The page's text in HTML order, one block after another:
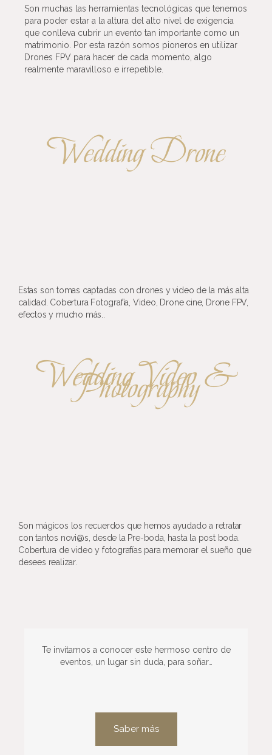
Son muchas las herramientas tecnológicas que tenemos
para poder estar a la altura del alto nivel de exigencia
que conlleva cubrir un evento tan importante como un
matrimonio. Por esta razón somos pioneros en utilizar
Drones FPV para hacer de cada momento, algo
realmente maravilloso e irrepetible.
Wedding Drone
Estas son tomas captadas con drones y video de la más alta
calidad. Cobertura Fotografía, Video, Drone cine, Drone FPV,
efectos y mucho más..
Wedding Video &
Photography
Son mágicos los recuerdos que hemos ayudado a retratar
con tantos novi@s, desde la Pre-boda, hasta la post boda.
Cobertura de video y fotografías para memorar el sueño que
desees realizar.
Te invitamos a conocer este hermoso centro de
eventos, un lugar sin duda, para soñar…
Saber más